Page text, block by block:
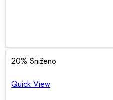
20% Sniženo
Quick View